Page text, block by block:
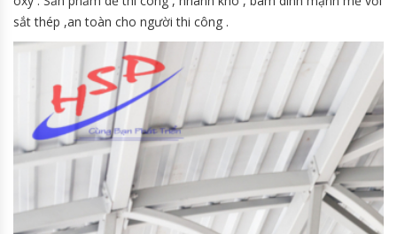
sắt thép ,an toàn cho người thi công .